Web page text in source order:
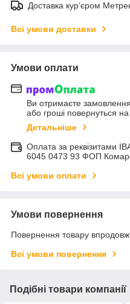
Доставка курʼєром
Всі умови доставки
Умови оплати
Ви отримаєте замовлення
або гроші повернуться
Детальніше
Оплата за реквізитами
6045 0473 93 ФОП
Всі умови оплати
Умови повернення
Повернення товару
Всі умови повернення
Подібні товари компанії